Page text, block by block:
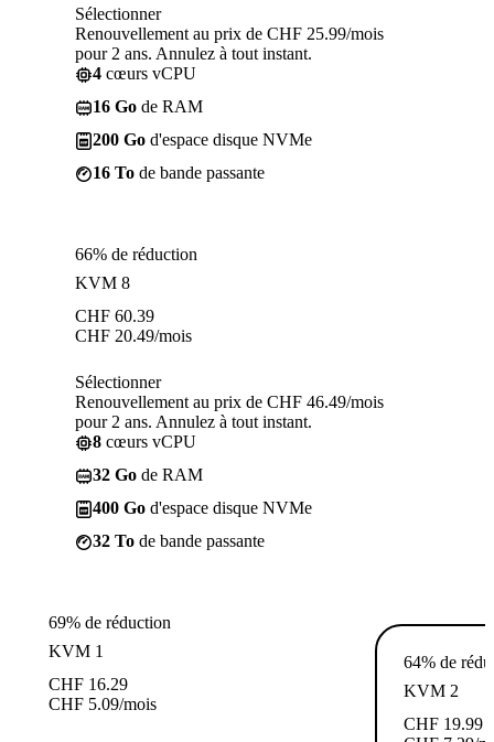
Sélectionner
Renouvellement au prix de CHF 25.99/mois
pour 2 ans. Annulez à tout instant.
4 cœurs vCPU
16 Go de RAM
200 Go d'espace disque NVMe
16 To de bande passante
66% de réduction
KVM 8
CHF 60.39
CHF 20.49/mois
Sélectionner
Renouvellement au prix de CHF 46.49/mois
pour 2 ans. Annulez à tout instant.
8 cœurs vCPU
32 Go de RAM
400 Go d'espace disque NVMe
32 To de bande passante
69% de réduction
KVM 1
CHF 16.29
CHF 5.09/mois
64% de
KVM 2
CHF 19.99